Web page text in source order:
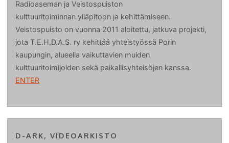
Radioaseman ja Veistospuiston
kulttuuritoiminnan ylläpitoon ja kehittämiseen.
Veistospuisto on vuonna 2011 aloitettu, jatkuva projekti,
jota T.E.H.D.A.S. ry kehittää yhteistyössä Porin
kaupungin, alueella vaikuttavien muiden
kulttuuritoimijoiden sekä paikallisyhteisöjen kanssa.
ENTER
D-ARK, VIDEOARKISTO